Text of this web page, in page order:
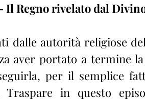
Il Regno rivelato dal
dalle autorità religiose
aver portato a termine
per il semplice
Traspare in questo